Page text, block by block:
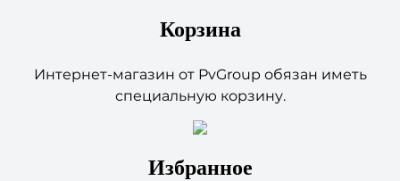
Корзина
Интернет-магазин от PvGroup обязан иметь
специальную корзину.
Избранное